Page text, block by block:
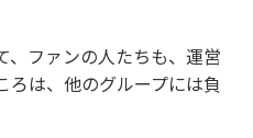
ファンの人たちも、運営
ろは、他のグループには負